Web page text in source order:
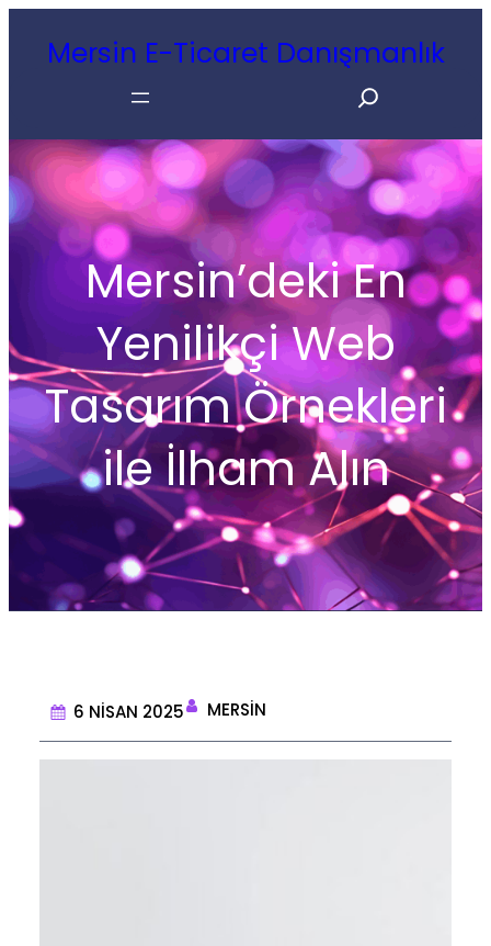
Mersin E-Ticaret Danışmanlık
Search
Mersin’deki En
Yenilikçi Web
Tasarım Örnekleri
ile İlham Alın
6 NISAN 2025 MERSIN